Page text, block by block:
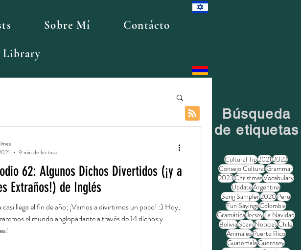
Sobre Mí Contácto
Library
62: Algunos Dichos Divertidos (¡y a
Extraños!) de Inglés
casi llega el fin de año; ¡Vamos a divirtirnos un poco! :) Hoy,
el mundo angloparlante a través de 14 dichos y
9 min de lectura
Búsqueda
de etiquetas
Cultural Tip20212022
Consejo CulturalGrammar
2023ChristmasVocabulary
UpdateArgentina
Song Sampler2020Peru
Fun SayingsColombia
GramáticaJerseyLa Navidad
BoliviaSpainNoticiasChile
AnimalesPuerto Rico
GuatemalaGuernsey